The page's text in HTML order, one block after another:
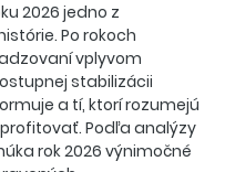
2026 jedno z
Po rokoch
vplyvom
stabilizácii
a tí, ktorí rozumejú
Podľa analýzy
rok 2026 výnimočné